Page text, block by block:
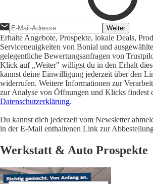
Weiter
Erhalte Angebote, Prospekte, lokale Deals,
Serviceneuigkeiten von Bonial und
gelegentliche Bewertungsanfragen von
Klick auf „Weiter" willigst du in den Erhalt
kannst deine Einwilligung jederzeit über den
widerrufen. Weitere Informationen zur
zur Analyse von Öffnungen und Klicks findest
Datenschutzerklärung.
Du kannst dich jederzeit vom Newsletter
in der E-Mail enthaltenen Link zur
Werkstatt & Auto Prospekte